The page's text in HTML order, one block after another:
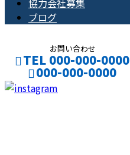
協力会社募集
ブログ
お問い合わせ
TEL 000-000-0000
000-000-0000